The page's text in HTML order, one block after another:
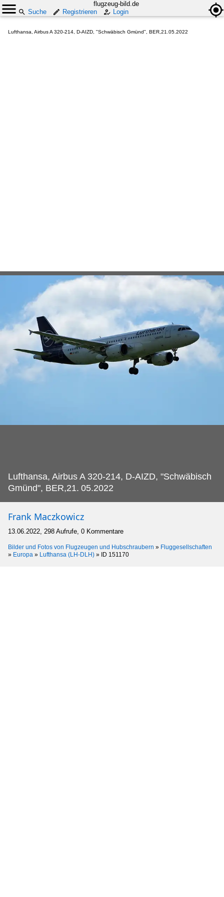
flugzeug-bild.de
Suche
Registrieren Login
Lufthansa, Airbus A 320-214, D-AIZD, "Schwäbisch Gmünd", BER,21.05.2022
Lufthansa, Airbus A 320-214, D-AIZD, "Schwäbisch
Gmünd", BER,21. 05.2022
Frank Maczkowicz
13.06.2022, 298 Aufrufe, 0 Kommentare
Bilder und Fotos von Flugzeugen und Hubschraubern » Fluggesellschaften
» Europa » Lufthansa (LH-DLH) » ID 151170